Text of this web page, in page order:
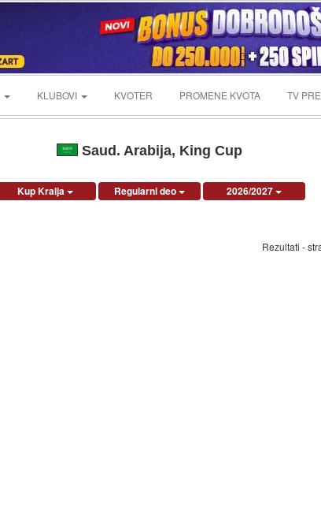
KLUBOVI KVOTER PROMENE KVOTA TV
Saud. Arabija, King Cup
Kup Kralja Regularni deo 2026/2027
Rezultati -